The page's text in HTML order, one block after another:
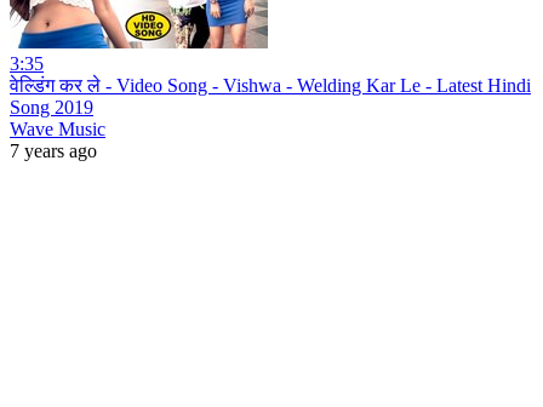
3:35
वेल्डिंग कर ले - Video Song - Vishwa - Welding Kar Le - Latest Hindi
Song 2019
Wave Music
7 years ago